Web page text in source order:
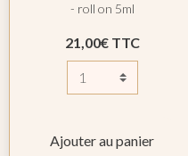
- roll on 5ml
21,00€ TTC
Ajouter au panier